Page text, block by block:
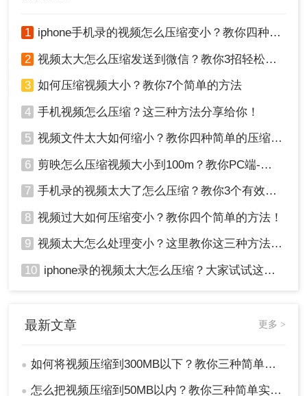
5、压缩完成，点击下载。
试手动调整视频参数。
操作如下：
文件的大小。常见的分辨率有1080p、720p和480p
等，你可以根据需要选择适当的分辨率。
2、视频比特率：比特率是指视频中每秒的数据量。
率来减小视频的尺寸，但要注意避免过度压缩导致
3、视频编码：选择适当的视频编码格式也是减小视
1 iphone手机录的视频怎么压缩变小？教你四种压缩方法！
2 视频太大怎么压缩发送到微信？教你3招轻松搞定！
3 如何压缩视频大小？教你7个简单的方法
4 手机视频怎么压缩？这三种方法分享给你！
5 视频文件太大如何缩小？教你四种简单的压缩方法！
6 剪映怎么压缩视频大小到100m？教你PC端-移动端压缩方式！
7 手机录的视频太大了怎么压缩？教你3个有效压缩方法！
8 视频过大如何压缩变小？教你四个简单的方法！
9 视频太大怎么处理变小？这里教你这三种方法!！
10 iphone录的视频太大怎么压缩？大家试试这四种方法！
最新文章 更多 >
● 如何将视频压缩到300MB以下？教你三种简单实用好方法！
● 怎么把视频压缩到50MB以内？教你三种简单实用好方法！